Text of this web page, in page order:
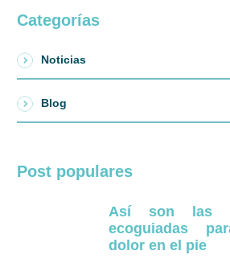
Categorías
Noticias
Blog
Post populares
Así son las
ecoguiadas
dolor en el pie